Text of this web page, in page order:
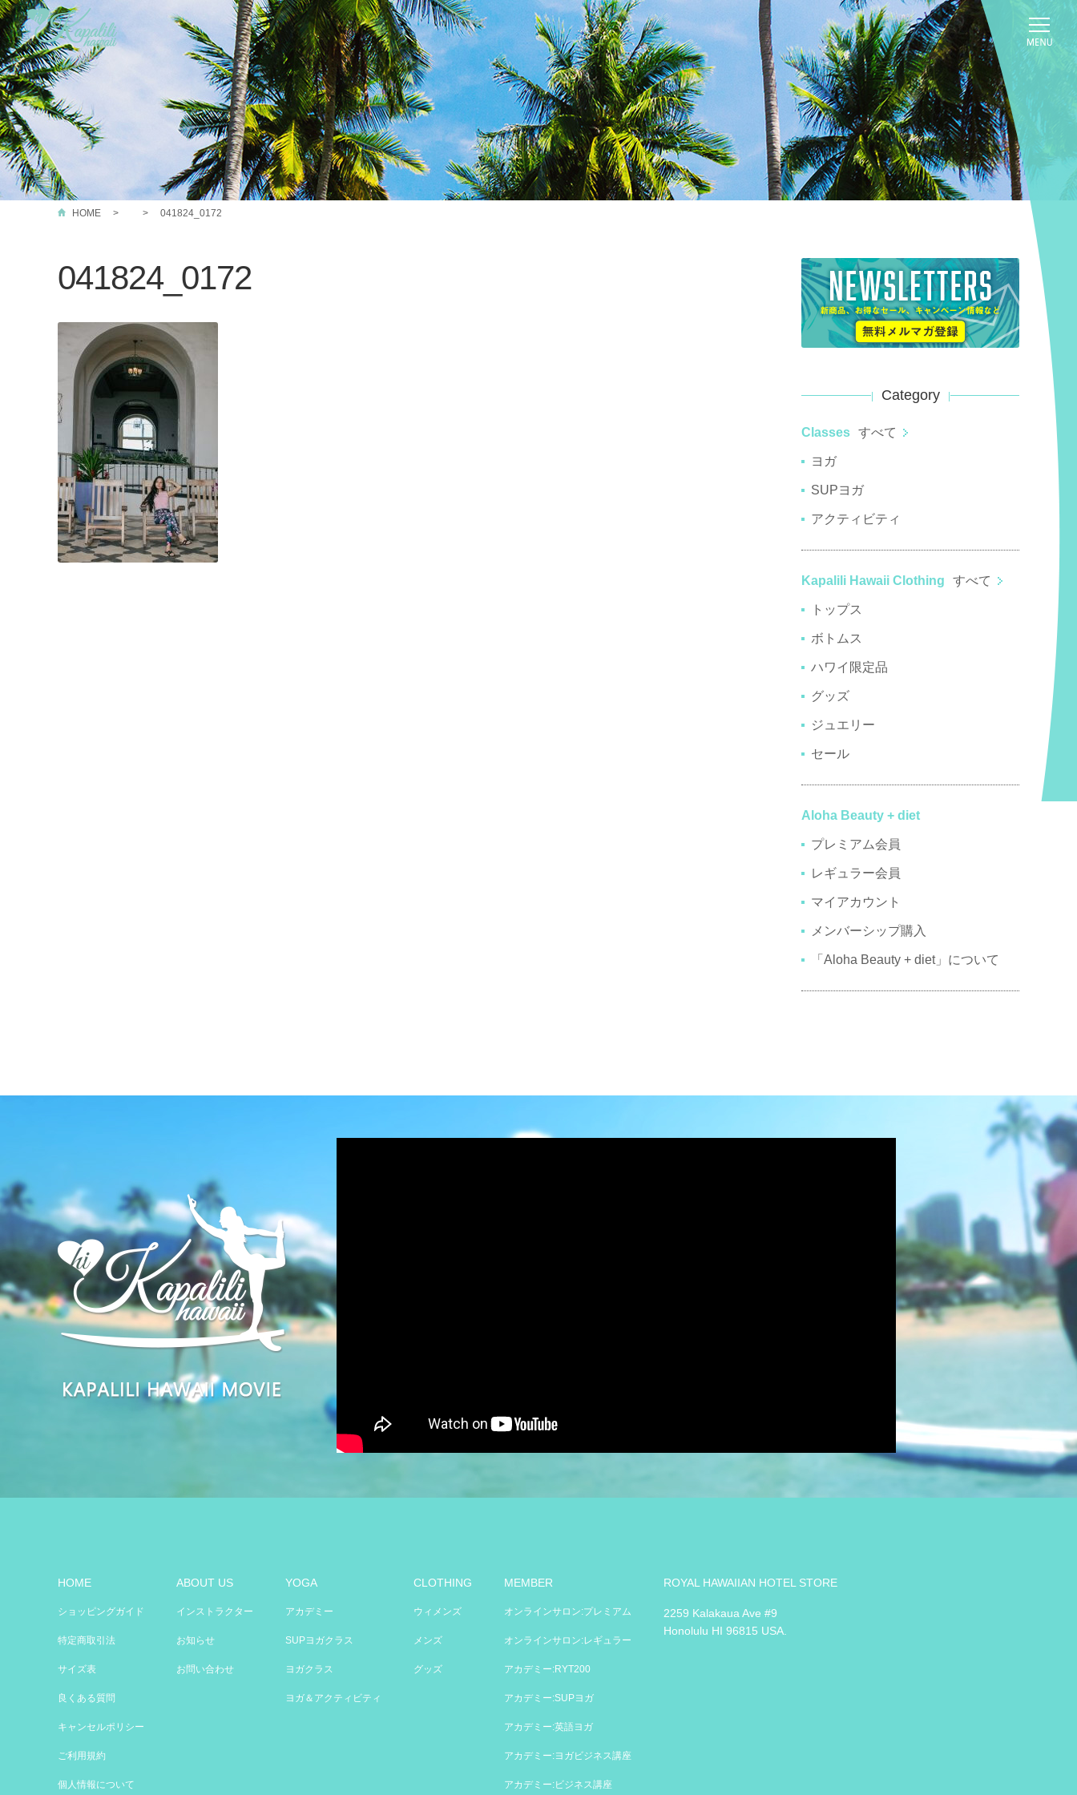
HOME 041824_0172
041824_0172
Category
Classes すべて
ヨガ
SUPヨガ
アクティビティ
Kapalili Hawaii Clothing すべて
トップス
ボトムス
ハワイ限定品
グッズ
ジュエリー
セール
Aloha Beauty + diet
プレミアム会員
レギュラー会員
マイアカウント
メンバーシップ購入
「Aloha Beauty + diet」について
HOME
ショッピングガイド
特定商取引法
サイズ表
良くある質問
キャンセルポリシー
ご利用規約
個人情報について
ABOUT US
インストラクター
お知らせ
お問い合わせ
YOGA
アカデミー
SUPヨガクラス
ヨガクラス
ヨガ＆アクティビティ
CLOTHING
ウィメンズ
メンズ
グッズ
MEMBER
オンラインサロン:プレミアム
オンラインサロン:レギュラー
アカデミー:RYT200
アカデミー:SUPヨガ
アカデミー:英語ヨガ
アカデミー:ヨガビジネス講座
アカデミー:ビジネス講座
ROYAL HAWAIIAN HOTEL STORE
2259 Kalakaua Ave #9
Honolulu HI 96815 USA.